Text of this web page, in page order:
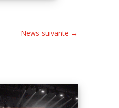
News suivante →